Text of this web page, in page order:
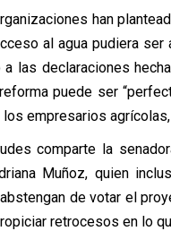
han
al agua pudiera
a las declaraciones
puede ser
los empresarios
comparte la
Muñoz, quien
de votar el
retrocesos en lo